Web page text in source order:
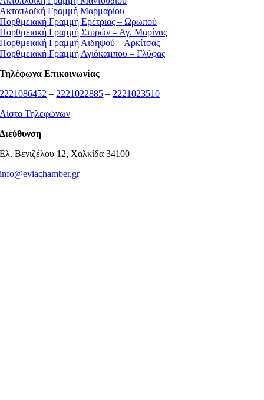
Ακτοπλοϊκή Γραμμή Μαρμαρίου
Πορθμειακή Γραμμή Ερέτριας – Ωρωπού
Πορθμειακή Γραμμή Στυρών – Αγ. Μαρίνας
Πορθμειακή Γραμμή Αιδηψού – Αρκίτσας
Πορθμειακή Γραμμή Αγιόκαμπου – Γλύφας
Τηλέφωνα Επικοινωνίας
2221086452 – 2221022885 – 2221023510
Λίστα Τηλεφώνων
Διεύθυνση
Ελ. Βενιζέλου 12, Χαλκίδα 34100
info@eviachamber.gr